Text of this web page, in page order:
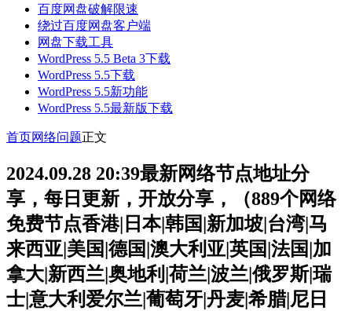
百度网盘破解限速
绕过百度网盘客户端
网盘下载工具
WordPress 5.5 Beta 3下载
WordPress 5.5下载
WordPress 5.5新功能
WordPress 5.5最新版下载
首页网络问题正文
2024.09.28 20:39最新网络节点地址分
享，每日更新，开放分享，（889个网络
免费节点香港|日本|韩国|新加坡|台湾|马
来西亚|美国|德国|澳大利亚|英国|法国|加
拿大|新西兰|奥地利|荷兰|波兰|俄罗斯|瑞
士|意大利爱尔兰|葡萄牙|丹麦|希腊|尼日